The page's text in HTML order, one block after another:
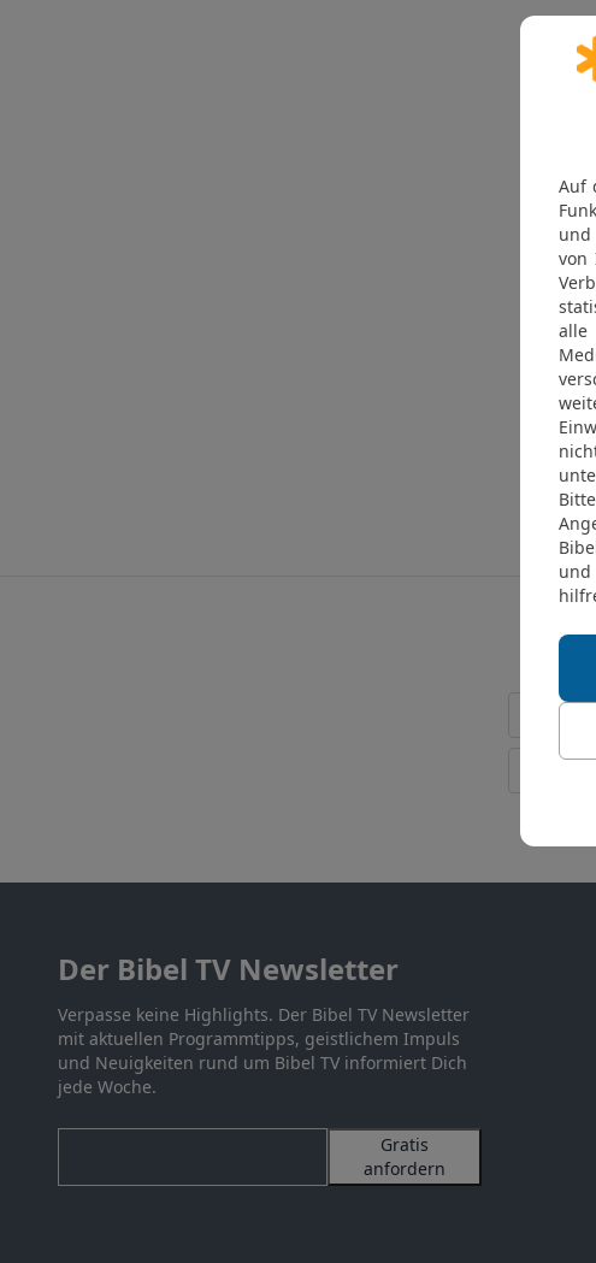
Der Bibel TV Newsletter
Verpasse keine Highlights. Der Bibel TV Newsletter
mit aktuellen Programmtipps, geistlichem Impuls
und Neuigkeiten rund um Bibel TV informiert Dich
jede Woche.
Gratis
anfordern